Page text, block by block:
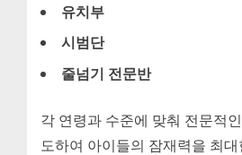
유치부
시범단
줄넘기 전문반
각 연령과 수준에 맞춰 전문적
도하여 아이들의 잠재력을 최